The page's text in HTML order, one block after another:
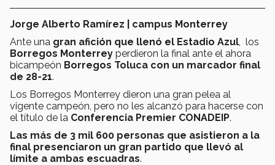
Jorge Alberto Ramírez | campus Monterrey
Ante una gran afición que llenó el Estadio Azul , los
Borregos Monterrey perdieron la final ante el ahora
bicampeón Borregos Toluca con un marcador final
de 28-21.
Los Borregos Monterrey dieron una gran pelea al
vigente campeón, pero no les alcanzó para hacerse con
el título de la Conferencia Premier CONADEIP.
Las más de 3 mil 600 personas que asistieron a la
final presenciaron un gran partido que llevó al
límite a ambas escuadras.